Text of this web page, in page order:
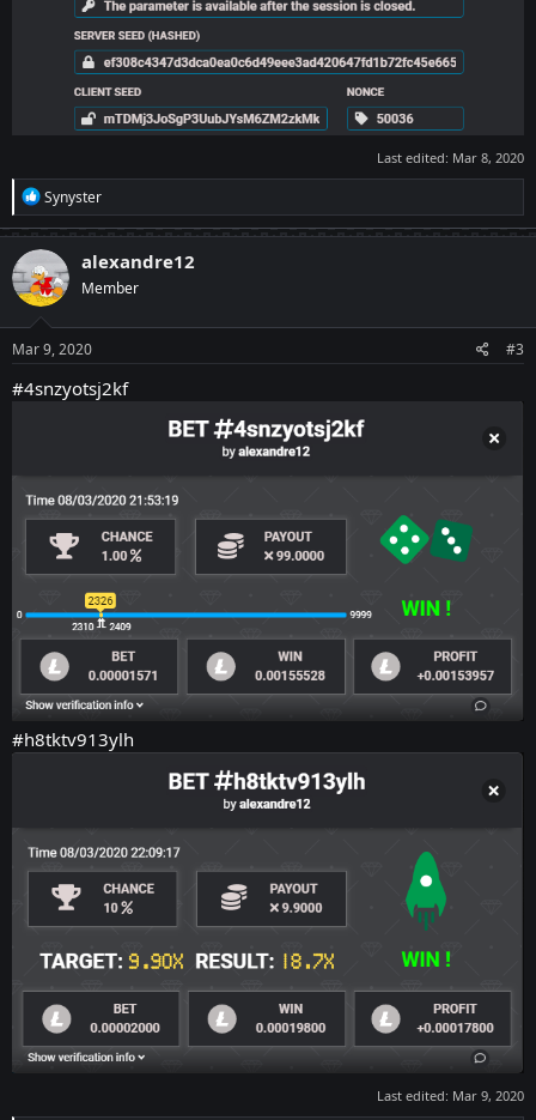
Last edited: Mar 8, 2020
R
e
a
c
t
i
o
n
s
:
Synyster
alexandre12
Member
Mar 9, 2020 #3
#4snzyotsj2kf
#h8tktv913ylh
Last edited: Mar 9, 2020